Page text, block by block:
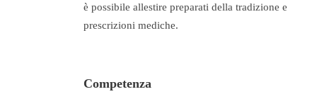
è possibile allestire preparati della tradizione e
prescrizioni mediche.
Competenza